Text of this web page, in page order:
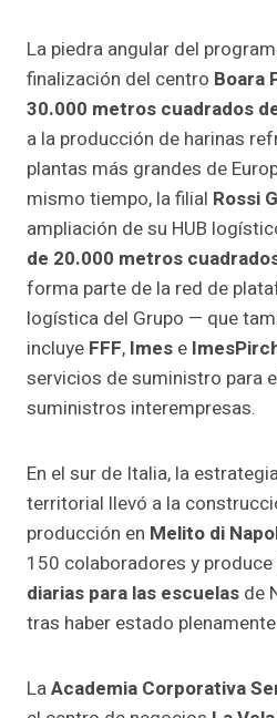
La piedra angular del
finalización del centro Boara
30.000 metros cuadrados
a la producción de harinas
plantas más grandes de
mismo tiempo, la filial Rossi
ampliación de su HUB
de 20.000 metros
forma parte de la red de
logística del Grupo — que
incluye FFF, Imes e
servicios de suministro para
suministros interempresas.
En el sur de Italia, la
territorial llevó a la
producción en Melito di
150 colaboradores y produce
diarias para las escuelas de
tras haber estado
LaAcademia Corporativa